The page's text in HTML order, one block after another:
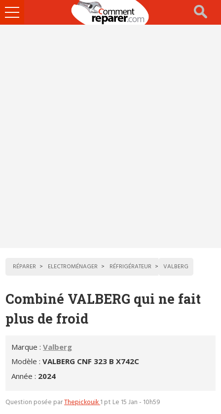
Ouvrir
le
RÉPARER ELECTROMÉNAGER RÉFRIGÉRATEUR VALBERG
Combiné VALBERG qui ne fait
plus de froid
Marque :Valberg
Modèle :VALBERG CNF 323 B X742C
Année : 2024
Question posée parThepickouik1 pt Le 15 Jan - 10h59